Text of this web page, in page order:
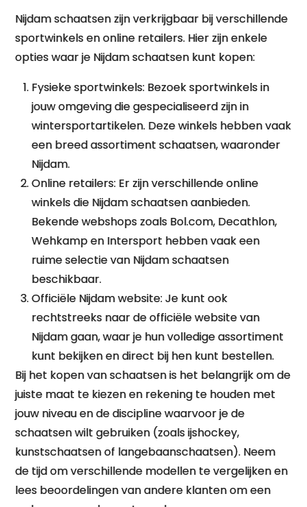
Nijdam schaatsen zijn verkrijgbaar bij verschillende
sportwinkels en online retailers. Hier zijn enkele
opties waar je Nijdam schaatsen kunt kopen:
Fysieke sportwinkels: Bezoek sportwinkels in
jouw omgeving die gespecialiseerd zijn in
wintersportartikelen. Deze winkels hebben vaak
een breed assortiment schaatsen, waaronder
Nijdam.
Online retailers: Er zijn verschillende online
winkels die Nijdam schaatsen aanbieden.
Bekende webshops zoals Bol.com, Decathlon,
Wehkamp en Intersport hebben vaak een
ruime selectie van Nijdam schaatsen
beschikbaar.
Officiële Nijdam website: Je kunt ook
rechtstreeks naar de officiële website van
Nijdam gaan, waar je hun volledige assortiment
kunt bekijken en direct bij hen kunt bestellen.
Bij het kopen van schaatsen is het belangrijk om de
juiste maat te kiezen en rekening te houden met
jouw niveau en de discipline waarvoor je de
schaatsen wilt gebruiken (zoals ijshockey,
kunstschaatsen of langebaanschaatsen). Neem
de tijd om verschillende modellen te vergelijken en
lees beoordelingen van andere klanten om een